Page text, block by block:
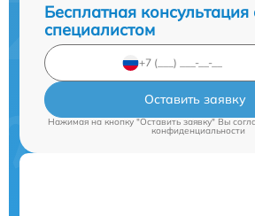
Бесплатная консультация
специалистом
Оставить заявку
Нажимая на кнопку "Оставить заявку" Вы
конфиденциальности